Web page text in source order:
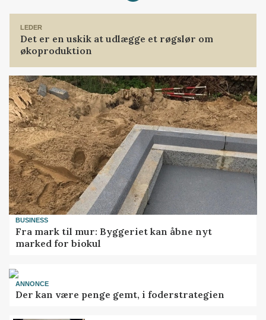
LEDER
Det er en uskik at udlægge et røgslør om
økoproduktion
BUSINESS
Fra mark til mur: Byggeriet kan åbne nyt
marked for biokul
ANNONCE
Der kan være penge gemt, i foderstrategien